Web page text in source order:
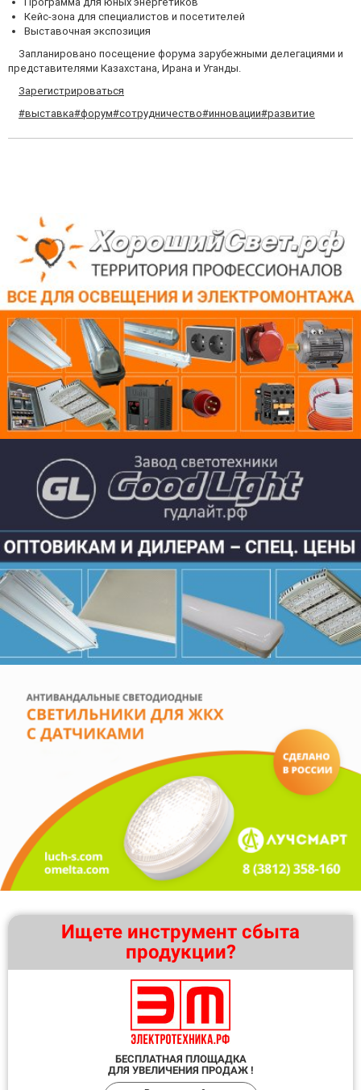
Кейс-зона для специалистов и посетителей
Выставочная экспозиция
Запланировано посещение форума зарубежными делегациями и
представителями Казахстана, Ирана и Уганды.
Зарегистрироваться
#выставка#форум#сотрудничество#инновации#развитие
Ищете инструмент сбыта
продукции?
БЕСПЛАТНАЯ ПЛОЩАДКА
ДЛЯ УВЕЛИЧЕНИЯ ПРОДАЖ !